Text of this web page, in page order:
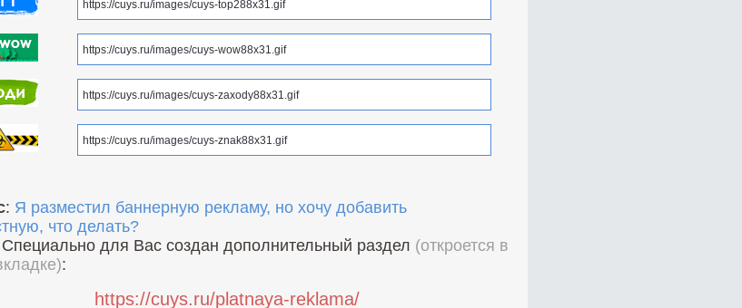
: Я разместил баннерную рекламу, но хочу добавить
что делать?
для Вас создан дополнительный раздел (откроется в
:
https://cuys.ru/platnaya-reklama/